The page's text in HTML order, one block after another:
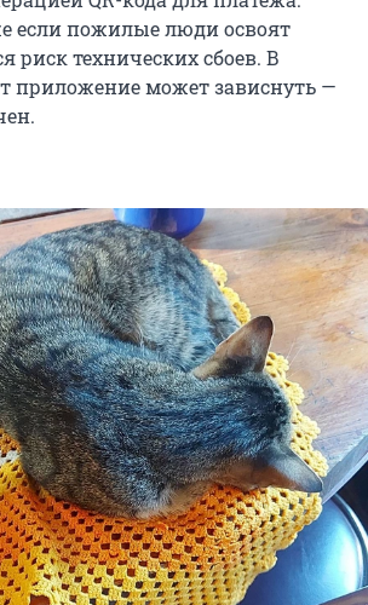
если пожилые люди освоят
риск технических сбоев. В
может зависнуть —